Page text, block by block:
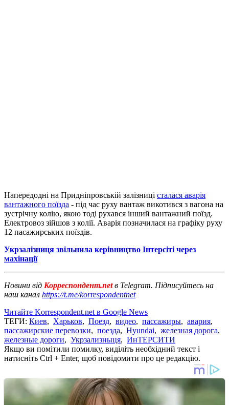
Напередодні на Придніпровській залізниці сталася аварія
вантажного поїзда - під час руху вантаж викотився з вагона на
зустрічну колію, якою тоді рухався інший вантажний поїзд.
Електровоз зійшов з колії. Аварія позначилася на графіку руху
12 пасажирських поїздів.
Укрзалізниця звільнила керівництво Інтерсіті через
махінації
Новини від Корреспондент.netв Telegram. Підписуйтесь на
наш канал https://t.me/korrespondentnet
Читайте Korrespondent.net в Google News
ТЕГИ: Киев, Харьков, Поезд, видео, пассажиры, авария,
пассажирские перевозки, поезда, Hyundai, железная дорога,
железные дороги, Укрзализныця, ИнТЕРСИТИ
Якщо ви помітили помилку, виділіть необхідний текст і
натисніть Ctrl + Enter, щоб повідомити про це редакцію.